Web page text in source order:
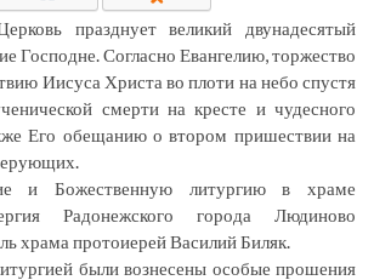
празднует великий двунадесятый
Господне. Согласно Евангелию, торжество
Иисуса Христа во плоти на небо спустя
смерти на кресте и чудесного
Его обещанию о втором пришествии на
и Божественную литургию в храме
Радонежского города Людиново
храма протоиерей Василий Биляк.
были вознесены особые прошения